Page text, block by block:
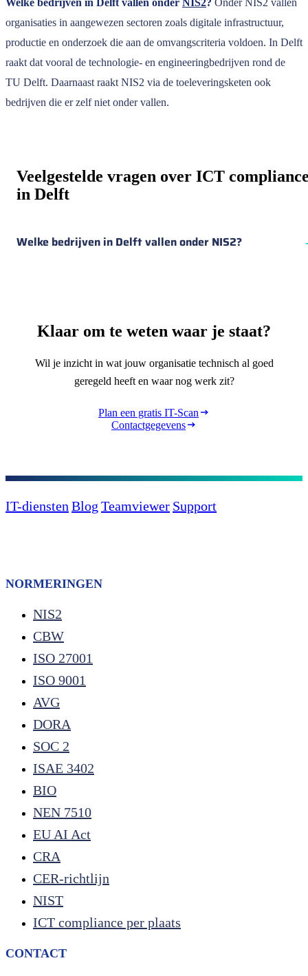
Welke bedrijven in Delft vallen onder NIS2? Onder NIS2 vallen
organisaties in aangewezen sectoren zoals digitale infrastructuur,
productie en onderzoek die aan de omvangscriteria voldoen. In Delft
raakt dat vooral de technologie- en engineeringbedrijven rond de
TU Delft. Daarnaast raakt NIS2 via de toeleveringsketen ook
bedrijven die er zelf niet onder vallen.
Veelgestelde vragen over ICT
in Delft
Welke bedrijven in Delft vallen onder NIS2?
Klaar om te weten waar je staat?
Wil je inzicht in wat jouw organisatie technisch al goed
geregeld heeft en waar nog werk zit?
Plan een gratis IT-Scan
Contactgegevens
IT-diensten Blog Teamviewer Support
NORMERINGEN
NIS2
CBW
ISO 27001
ISO 9001
AVG
DORA
SOC 2
ISAE 3402
BIO
NEN 7510
EU AI Act
CRA
CER-richtlijn
NIST
ICT compliance per plaats
CONTACT